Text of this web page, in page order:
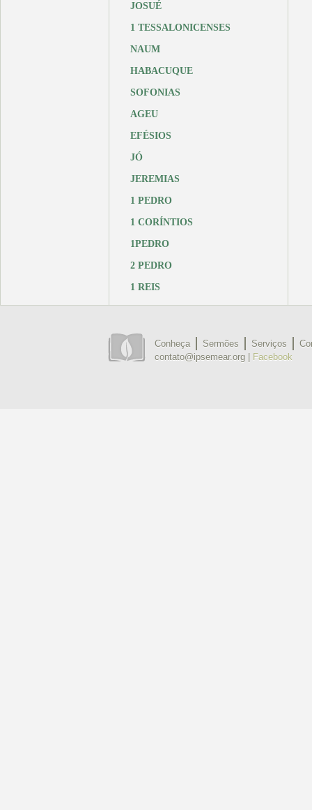
JOSUÉ
1 TESSALONICENSES
NAUM
HABACUQUE
SOFONIAS
AGEU
EFÉSIOS
JÓ
JEREMIAS
1 PEDRO
1 CORÍNTIOS
1PEDRO
2 PEDRO
1 REIS
Conheça Sermões Serviços
contato@ipsemear.org |
Facebook